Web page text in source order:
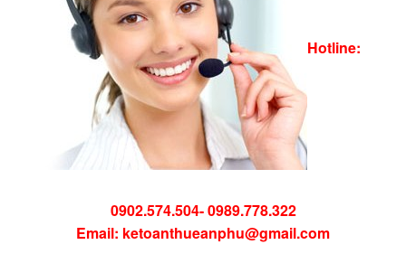
Hotline:
0902.574.504- 0989.778.322
Email: ketoanthueanphu@gmail.com